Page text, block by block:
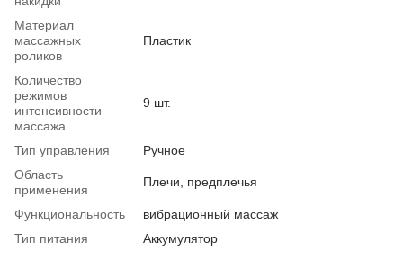
Материал
массажных
роликов
Пластик
Количество
режимов
интенсивности
массажа
9 шт.
Тип управления
Ручное
Область
применения
Плечи, предплечья
Функциональность
вибрационный массаж
Тип питания
Аккумулятор